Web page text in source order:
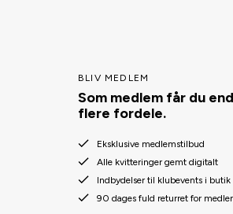
BLIV MEDLEM
Som medlem får du
flere fordele.
Eksklusive medlemstilbud
Alle kvitteringer gemt digitalt
Indbydelser til klubevents i butik
90 dages fuld returret for